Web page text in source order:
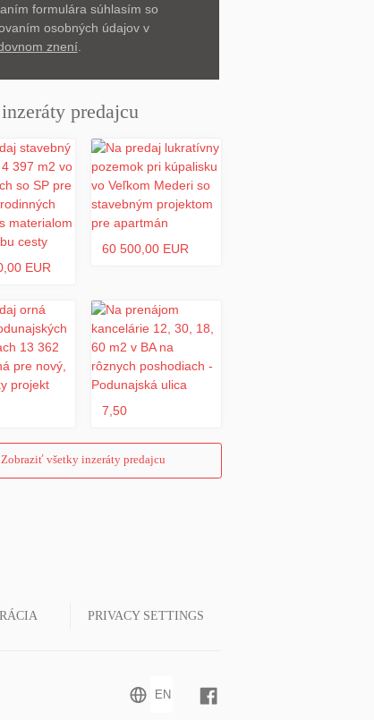
formulára súhlasím so
osobných údajov v
znení.
predajcu
EUR
60 500,00 EUR
7,50
Zobraziť všetky inzeráty predajcu
PRIVACY SETTINGS